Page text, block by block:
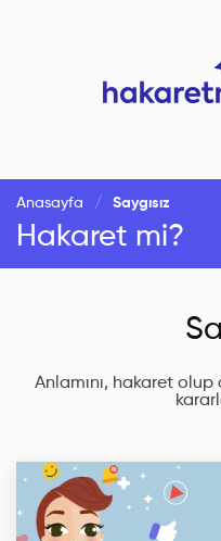
Anasayfa Saygısız
Hakaret mi?
Anlamını, hakaret olup